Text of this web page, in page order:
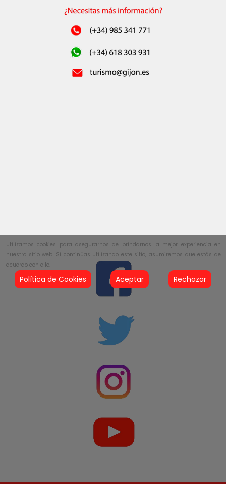
Utilizamos cookies para asegurarnos de brindarnos la mejor experiencia en
nuestro sitio web. Si continúas utilizando este sitio, asumiremos que estás de
acuerdo con ello.
Política de Cookies Aceptar Rechazar